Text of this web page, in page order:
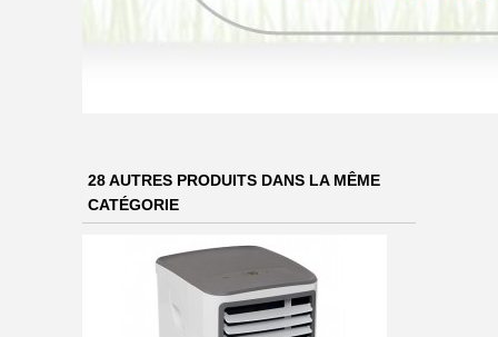
28 AUTRES PRODUITS DANS LA MÊME
CATÉGORIE